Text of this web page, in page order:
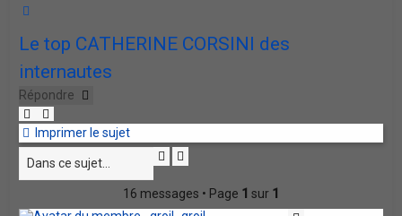
Le top CATHERINE CORSINI des
internautes
Répondre
Imprimer le sujet
Rechercher
16 messages • Page 1 sur 1